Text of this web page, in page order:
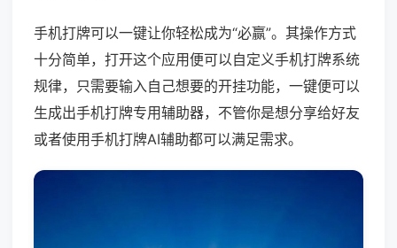
手机打牌可以一键让你轻松成为“必赢”。其操作方式
十分简单，打开这个应用便可以自定义手机打牌系统
规律，只需要输入自己想要的开挂功能，一键便可以
生成出手机打牌专用辅助器，不管你是想分享给好友
或者使用手机打牌AI辅助都可以满足需求。